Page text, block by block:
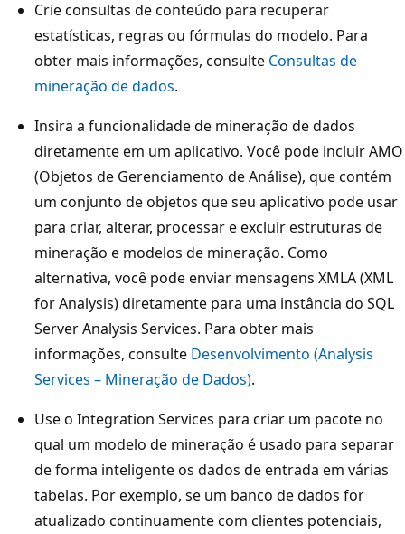
Crie consultas de conteúdo para recuperar
estatísticas, regras ou fórmulas do modelo. Para
obter mais informações, consulte Consultas de
mineração de dados.
Insira a funcionalidade de mineração de dados
diretamente em um aplicativo. Você pode incluir AMO
(Objetos de Gerenciamento de Análise), que contém
um conjunto de objetos que seu aplicativo pode usar
para criar, alterar, processar e excluir estruturas de
mineração e modelos de mineração. Como
alternativa, você pode enviar mensagens XMLA (XML
for Analysis) diretamente para uma instância do SQL
Server Analysis Services. Para obter mais
informações, consulte Desenvolvimento (Analysis
Services – Mineração de Dados).
Use o Integration Services para criar um pacote no
qual um modelo de mineração é usado para separar
de forma inteligente os dados de entrada em várias
tabelas. Por exemplo, se um banco de dados for
atualizado continuamente com clientes potenciais,